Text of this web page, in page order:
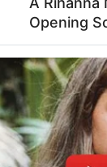
Opening